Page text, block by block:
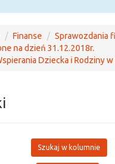
Finanse
Sprawozdania
na dzień 31.12.2018r.
Dziecka i Rodziny w
Szukaj w kolumnie